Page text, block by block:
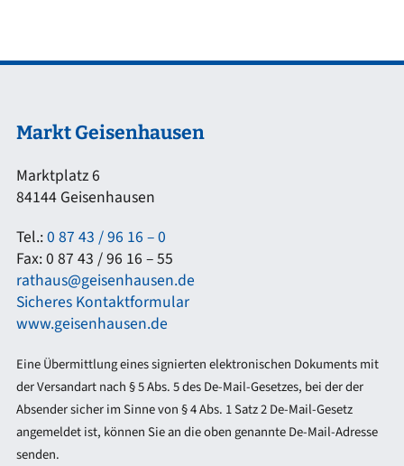
Markt Geisenhausen
Marktplatz 6
84144 Geisenhausen
Tel.:0 87 43 / 96 16 – 0
Fax: 0 87 43 / 96 16 – 55
rathaus@geisenhausen.de
Sicheres Kontaktformular
www.geisenhausen.de
Eine Übermittlung eines signierten elektronischen Dokuments mit
der Versandart nach § 5 Abs. 5 des De-Mail-Gesetzes, bei der der
Absender sicher im Sinne von § 4 Abs. 1 Satz 2 De-Mail-Gesetz
angemeldet ist, können Sie an die oben genannte De-Mail-Adresse
senden.